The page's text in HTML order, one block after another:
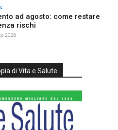
ad agosto: come restare
rischi
2026
di Vita e Salute